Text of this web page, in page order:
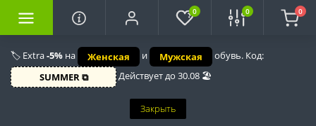
🏷️ Extra-5% на Женская и Мужская
обувь. Код:
SUMMER ⧉
Действует до 30.08 🏖️
Закрыть
0 0 0